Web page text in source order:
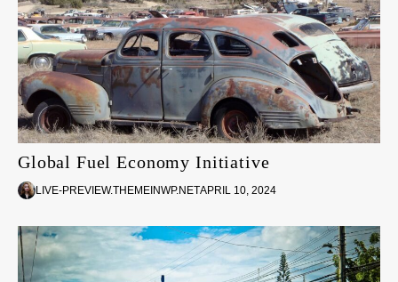
Global Fuel Economy Initiative
LIVE-PREVIEW.THEMEINWP.NETAPRIL 10, 2024